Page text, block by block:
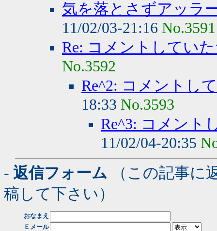
気を落とさずアッラ
11/02/03-21:16 No.3591
Re: コメントしてい
No.3592
Re^2: コメントし
18:33 No.3593
Re^3: コメント
11/02/04-20:35
- 返信フォーム （この記事に
稿して下さい）
おなまえ
Ｅメール